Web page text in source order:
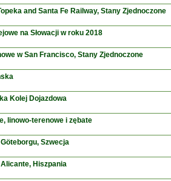
and Santa Fe Railway, Stany Zjednoczone
na Słowacji w roku 2018
w San Francisco, Stany Zjednoczone
Kolej Dojazdowa
linowo-terenowe i zębate
Szwecja
Hiszpania